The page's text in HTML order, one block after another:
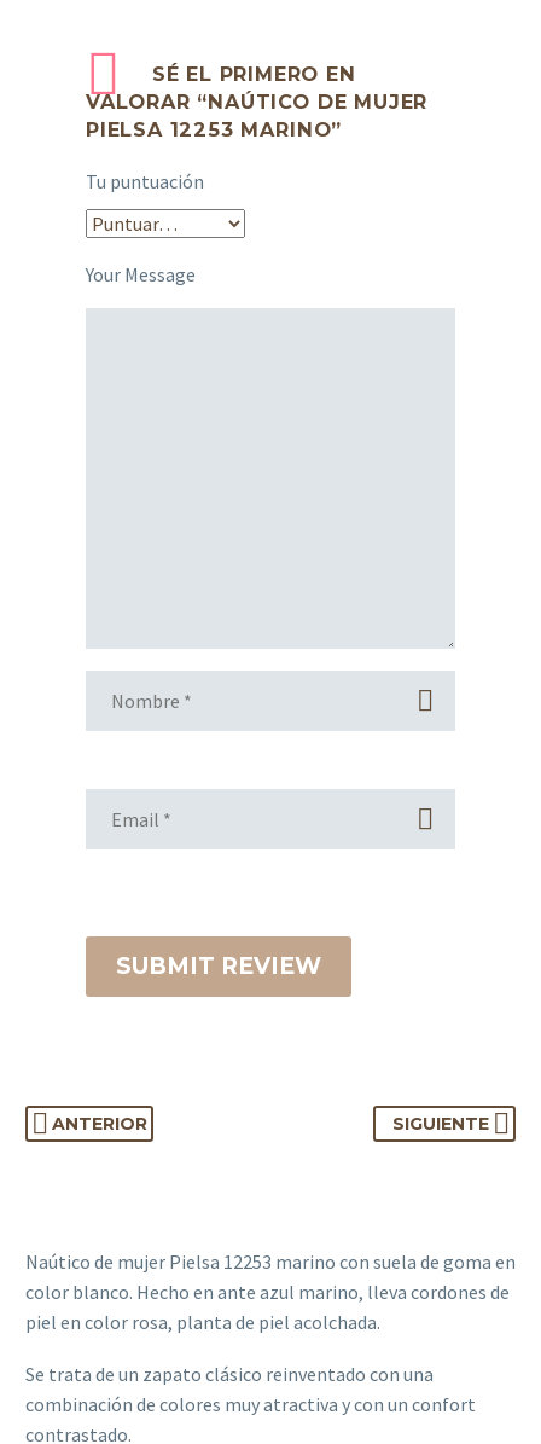
SÉ EL PRIMERO EN
VALORAR “NAÚTICO DE MUJER
PIELSA 12253 MARINO”
Tu puntuación
Your Message
SUBMIT REVIEW
ANTERIOR SIGUIENTE
Naútico de mujer Pielsa 12253 marino con suela de goma en
color blanco. Hecho en ante azul marino, lleva cordones de
piel en color rosa, planta de piel acolchada.
Se trata de un zapato clásico reinventado con una
combinación de colores muy atractiva y con un confort
contrastado.